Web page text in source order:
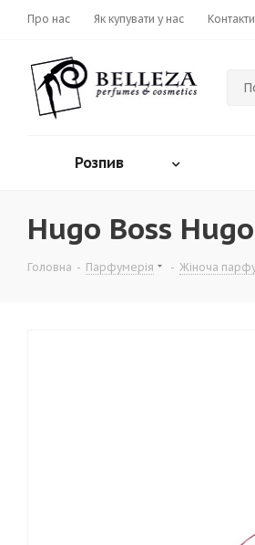
Про нас Як купувати у нас Контакти
Розпив
Hugo Boss
Головна - Парфумерія - Жіноча